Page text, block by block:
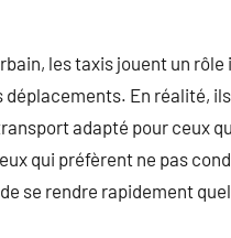
les taxis jouent un
En réalité,
adapté pour ceux
qui préfèrent ne pas
se rendre rapidement